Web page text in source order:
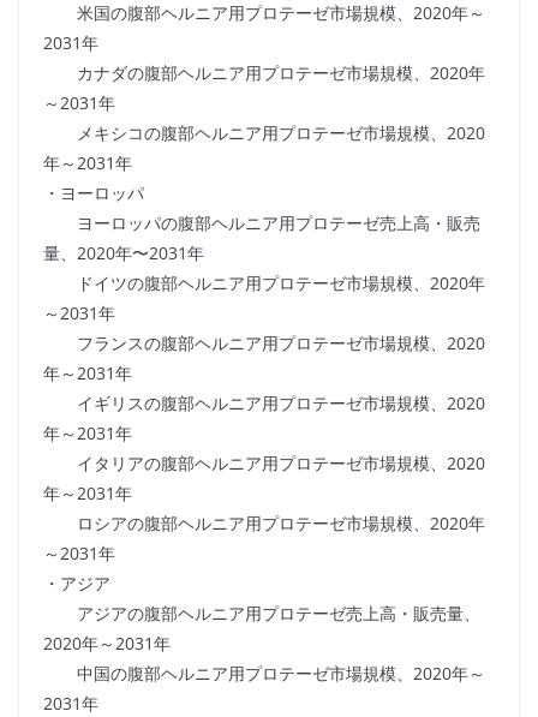
米国の腹部ヘルニア用プロテーゼ市場規模、2020年～
2031年
カナダの腹部ヘルニア用プロテーゼ市場規模、2020年
～2031年
メキシコの腹部ヘルニア用プロテーゼ市場規模、2020
年～2031年
・ヨーロッパ
ヨーロッパの腹部ヘルニア用プロテーゼ売上高・販売
量、2020年〜2031年
ドイツの腹部ヘルニア用プロテーゼ市場規模、2020年
～2031年
フランスの腹部ヘルニア用プロテーゼ市場規模、2020
年～2031年
イギリスの腹部ヘルニア用プロテーゼ市場規模、2020
年～2031年
イタリアの腹部ヘルニア用プロテーゼ市場規模、2020
年～2031年
ロシアの腹部ヘルニア用プロテーゼ市場規模、2020年
～2031年
・アジア
アジアの腹部ヘルニア用プロテーゼ売上高・販売量、
2020年～2031年
中国の腹部ヘルニア用プロテーゼ市場規模、2020年～
2031年